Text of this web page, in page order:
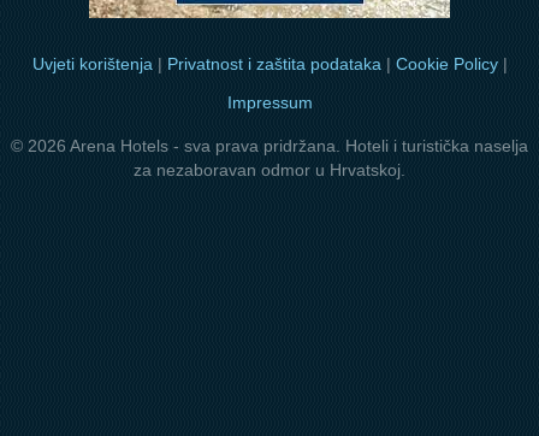
Uvjeti korištenja | Privatnost i zaštita podataka | Cookie Policy|
Impressum
© 2026 Arena Hotels - sva prava pridržana. Hoteli i turistička naselja
za nezaboravan odmor u Hrvatskoj.